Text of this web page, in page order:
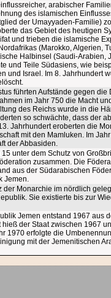
arabischer
des islamischen
der Umayyaden-Familie)
das Gebiet des heutigen
und trieben die islamische
(Marokko, Algerien,
Halbinsel (Saudi-Arabien,
und Teile Südasiens, wie
und Israel. Im 8. Jahrhundert
führten Aufstände gegen
im Jahr 750 die Macht
des Reichs wurde in die
so schwächte, dass der
Jahrhundert eroberten die
mit den Mamluken. Im
der Abbasiden.
unter dem Schutz von
zusammen. Die
aus der Südarabischen
Jemen.
der Monarchie im nördlich
Sie existierte bis zur
Jemen entstand 1967 aus
der Staat zwischen 1967
1970 erfolgte die
mit der Jemenitischen